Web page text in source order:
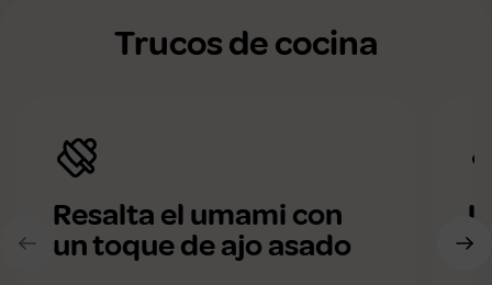
Trucos de cocina
Resalta el umami con
un toque de ajo asado